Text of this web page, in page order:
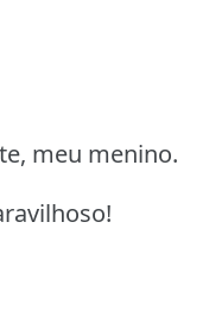
meu menino.